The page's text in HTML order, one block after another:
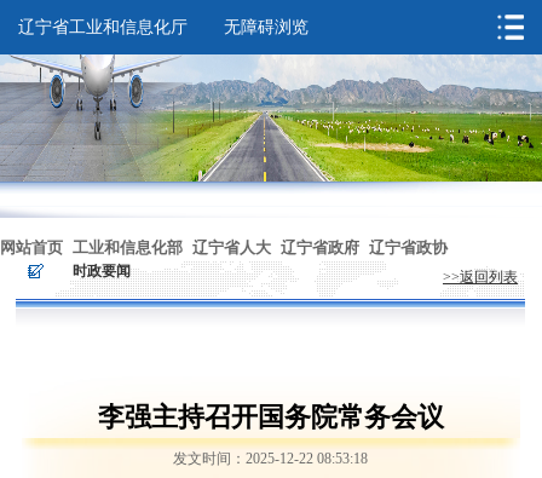
网站首页 工业和信息化部 辽宁省人大 辽宁省政府 辽宁省政协
无障碍浏览
辽宁省工业和信息化厅 无障碍浏览
> 时政要闻 >>返回列表
李强主持召开国务院常务会议
发文时间：2025-12-22 08:53:18